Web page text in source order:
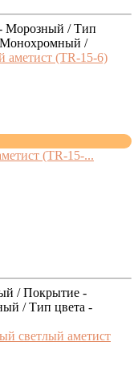
Морозный / Тип
Монохромный /
(TR-15-...
/ Покрытие -
/ Тип цвета -